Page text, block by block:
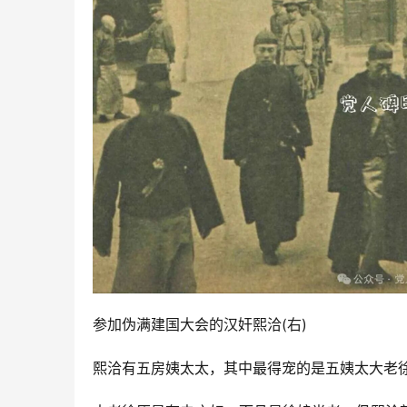
参加伪满建国大会的汉奸熙洽(右)
熙洽有五房姨太太，其中最得宠的是五姨太大老